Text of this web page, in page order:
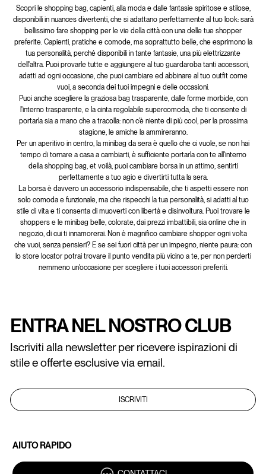
Scopri le shopping bag, capienti, alla moda e dalle fantasie spiritose e stilose,
disponibili in nuances divertenti, che si adattano perfettamente al tuo look: sarà
bellissimo fare shopping per le vie della città con una delle tue shopper
preferite. Capienti, pratiche e comode, ma soprattutto belle, che esprimono la
tua personalità, perché disponibili in tante fantasie, una più elettrizzante
dell'altra. Puoi provarle tutte e aggiungere al tuo guardaroba tanti accessori,
adatti ad ogni occasione, che puoi cambiare ed abbinare al tuo outfit come
vuoi, a seconda dei tuoi impegni e delle occasioni.
Puoi anche scegliere la graziosa bag trasparente, dalle forme morbide, con
l'interno trasparente, e la cinta regolabile supercomoda, che ti consente di
portarla sia a mano che a tracolla: non c'è niente di più cool, per la prossima
stagione, le amiche la ammireranno.
Per un aperitivo in centro, la minibag da sera è quello che ci vuole, se non hai
tempo di tornare a casa a cambiarti, è sufficiente portarla con te all'interno
della shopping bag, et voilà, puoi cambiare borsa in un attimo, sentirti
perfettamente a tuo agio e divertirti tutta la sera.
La borsa è davvero un accessorio indispensabile, che ti aspetti essere non
solo comoda e funzionale, ma che rispecchi la tua personalità, si adatti al tuo
stile di vita e ti consenta di muoverti con libertà e disinvoltura. Puoi trovare le
shoppers e le minibag belle, colorate, dai prezzi imbattibili, sia online che in
negozio, di cui ti innamorerai. Non è magnifico cambiare shopper ogni volta
che vuoi, senza pensieri? E se sei fuori città per un impegno, niente paura: con
lo store locator potrai trovare il punto vendita più vicino a te, per non perderti
nemmeno un'occasione per scegliere i tuoi accessori preferiti.
ENTRA NEL NOSTRO CLUB
Iscriviti alla newsletter per ricevere ispirazioni di
stile e offerte esclusive via email.
ISCRIVITI
AIUTO RAPIDO